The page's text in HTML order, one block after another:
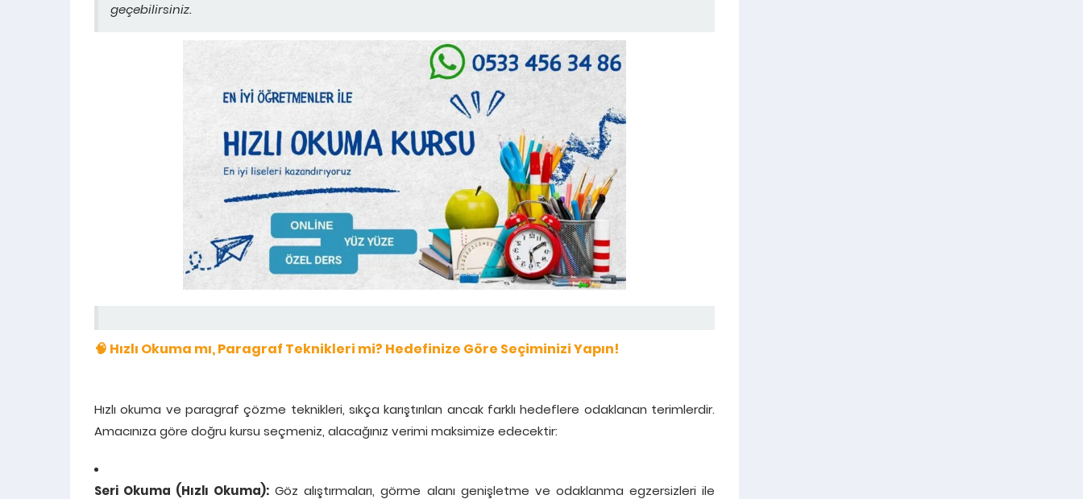
geçebilirsiniz.
🧠 Hızlı Okuma mı, Paragraf Teknikleri mi? Hedefinize Göre Seçiminizi Yapın!
Hızlı okuma ve paragraf çözme teknikleri, sıkça karıştırılan ancak farklı hedeflere odaklanan terimlerdir.
Amacınıza göre doğru kursu seçmeniz, alacağınız verimi maksimize edecektir:
Seri Okuma (Hızlı Okuma): Göz alıştırmaları, görme alanı genişletme ve odaklanma egzersizleri ile